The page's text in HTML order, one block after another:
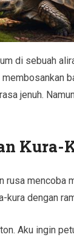
di sebuah
jenuh.
Kura-
mencoba
kura dengan
Aku ingin